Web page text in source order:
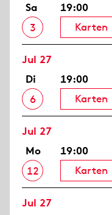
Sa
3
19:00
Karten
Jul 27
Di
6
19:00
Karten
Jul 27
Mo
12
19:00
Karten
Jul 27